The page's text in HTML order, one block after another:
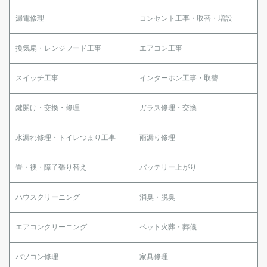
漏電修理 コンセント工事・取替・増設
換気扇・レンジフード工事 エアコン工事
スイッチ工事 インターホン工事・取替
鍵開け・交換・修理 ガラス修理・交換
水漏れ修理・トイレつまり工事 雨漏り修理
畳・襖・障子張り替え バッテリー上がり
ハウスクリーニング 消臭・脱臭
エアコンクリーニング ペット火葬・葬儀
パソコン修理 家具修理